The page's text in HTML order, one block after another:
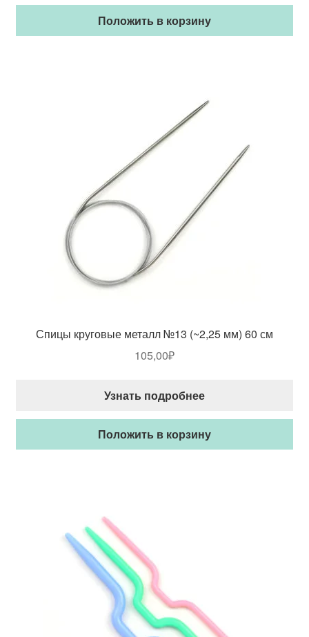
Положить в корзину
Спицы круговые металл №13 (~2,25 мм) 60 см
105,00₽
Узнать подробнее
Положить в корзину